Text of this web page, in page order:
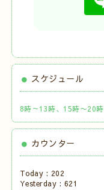
スケジュール
8時～13時、15時〜20時
カウンター
Today : 202
Yesterday : 621